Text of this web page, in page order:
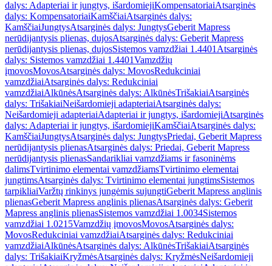
dalys: Adapteriai ir jungtys, išardomiejiKompensatoriaiAtsarginės
dalys: KompensatoriaiKamščiaiAtsarginės dalys:
KamščiaiJungtysAtsarginės dalys: JungtysGeberit Mapress
nerūdijantysis plienas, dujosAtsarginės dalys: Geberit Mapress
nerūdijantysis plienas, dujosSistemos vamzdžiai 1.4401 Atsarginės
dalys: Sistemos vamzdžiai 1.4401Vamzdžių
įmovosMovosAtsarginės dalys: MovosRedukciniai
vamzdžiaiAtsarginės dalys: Redukciniai
vamzdžiaiAlkūnėsAtsarginės dalys: AlkūnėsTrišakiaiAtsarginės
dalys: TrišakiaiNeišardomieji adapteriaiAtsarginės dalys:
Neišardomieji adapteriaiAdapteriai ir jungtys, išardomiejiAtsarginės
dalys: Adapteriai ir jungtys, išardomiejiKamščiaiAtsarginės dalys:
KamščiaiJungtysAtsarginės dalys: JungtysPriedai, Geberit Mapress
nerūdijantysis plienasAtsarginės dalys: Priedai, Geberit Mapress
nerūdijantysis plienasSandarikliai vamzdžiams ir fasoninėms
dalimsTvirtinimo elementai vamzdžiamsTvirtinimo elementai
jungtimsAtsarginės dalys: Tvirtinimo elementai jungtimsSistemos
tarpikliaiVaržtų rinkinys jungėmis sujungtiGeberit Mapress anglinis
plienasGeberit Mapress anglinis plienasAtsarginės dalys: Geberit
Mapress anglinis plienasSistemos vamzdžiai 1.0034Sistemos
vamzdžiai 1.0215Vamzdžių įmovosMovosAtsarginės dalys:
MovosRedukciniai vamzdžiaiAtsarginės dalys: Redukciniai
vamzdžiaiAlkūnėsAtsarginės dalys: AlkūnėsTrišakiaiAtsarginės
dalys: TrišakiaiKryžmėsAtsarginės dalys: KryžmėsNeišardomieji